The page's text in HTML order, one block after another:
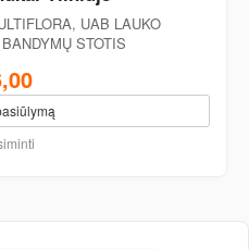
UAB LAUKO
STOTIS